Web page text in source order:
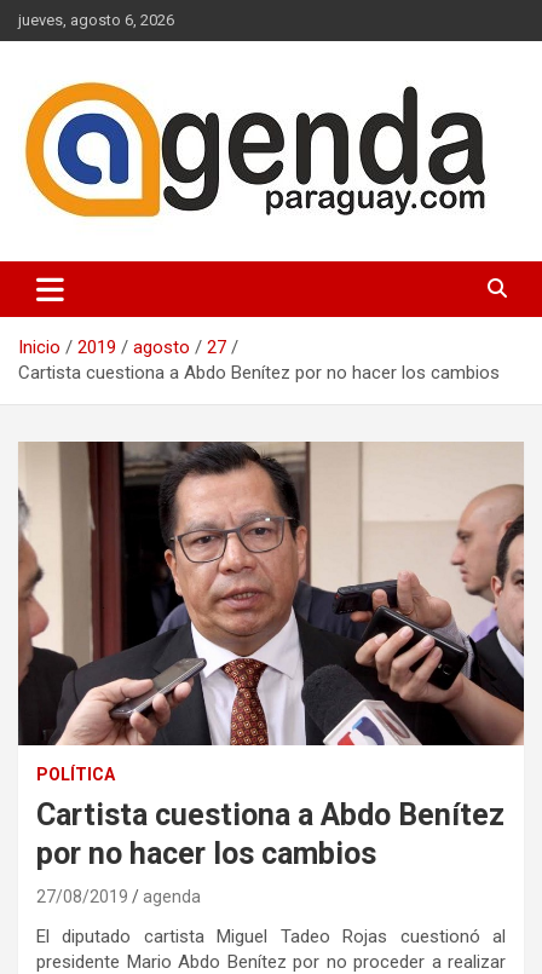
Saltar
al
jueves, agosto 6, 2026
Agenda Paraguay
Inicio 2019 agosto
27
Cartista cuestiona a Abdo Benítez por no hacer los cambios
POLÍTICA
Cartista cuestiona a Abdo Benítez
por no hacer los cambios
27/08/2019 agenda
El diputado cartista Miguel Tadeo Rojas cuestionó al
presidente Mario Abdo Benítez por no proceder a realizar